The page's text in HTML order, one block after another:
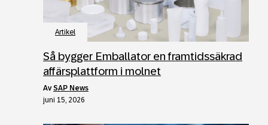
Artikel
Så bygger Emballator en framtidssäkrad
affärsplattform i molnet
avSAP News
juni 15, 2026